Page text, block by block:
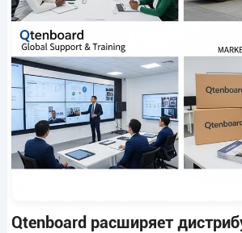
Qtenboard расширяет